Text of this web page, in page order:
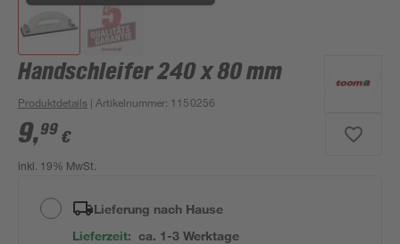
Handschleifer 240 x 80 mm
Produktdetails | Artikelnummer: 1150256
9,99 €
inkl. 19% MwSt.
Lieferung nach Hause
Lieferzeit: ca. 1-3 Werktage